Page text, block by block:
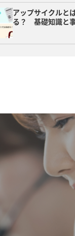
アップサイクルと
る？ 基礎知識と